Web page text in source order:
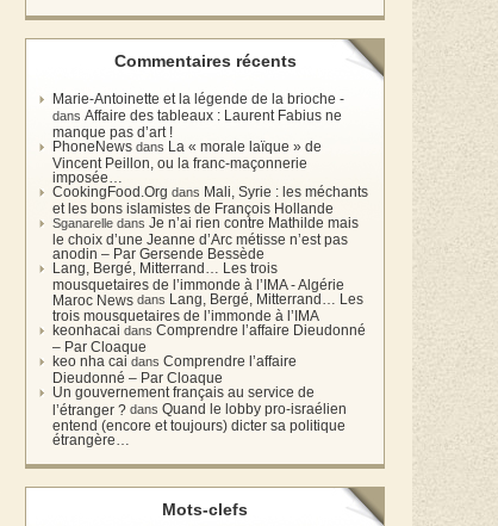
Commentaires récents
Marie-Antoinette et la légende de la brioche -
dans Affaire des tableaux : Laurent Fabius ne
manque pas d’art !
PhoneNews dans La « morale laïque » de
Vincent Peillon, ou la franc-maçonnerie
imposée…
CookingFood.Org dans Mali, Syrie : les méchants
et les bons islamistes de François Hollande
Sganarelle dans Je n’ai rien contre Mathilde mais
le choix d’une Jeanne d’Arc métisse n’est pas
anodin – Par Gersende Bessède
Lang, Bergé, Mitterrand… Les trois
mousquetaires de l’immonde à l’IMA - Algérie
Maroc News dans Lang, Bergé, Mitterrand… Les
trois mousquetaires de l’immonde à l’IMA
keonhacai dans Comprendre l’affaire Dieudonné
– Par Cloaque
keo nha cai dans Comprendre l’affaire
Dieudonné – Par Cloaque
Un gouvernement français au service de
l’étranger ? dans Quand le lobby pro-israélien
entend (encore et toujours) dicter sa politique
étrangère…
Mots-clefs